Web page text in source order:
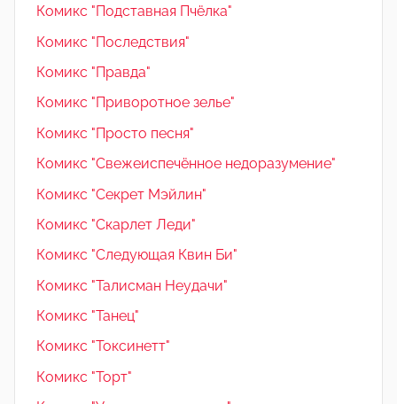
Комикс "Подставная Пчёлка"
Комикс "Последствия"
Комикс "Правда"
Комикс "Приворотное зелье"
Комикс "Просто песня"
Комикс "Свежеиспечённое недоразумение"
Комикс "Секрет Мэйлин"
Комикс "Скарлет Леди"
Комикс "Следующая Квин Би"
Комикс "Талисман Неудачи"
Комикс "Танец"
Комикс "Токсинетт"
Комикс "Торт"